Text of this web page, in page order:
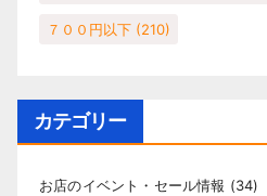
７００円以下 (210)
カテゴリー
お店のイベント・セール情報 (34)